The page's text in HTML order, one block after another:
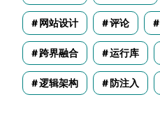
网站设计 评论
跨界融合 运行库
逻辑架构 防注入